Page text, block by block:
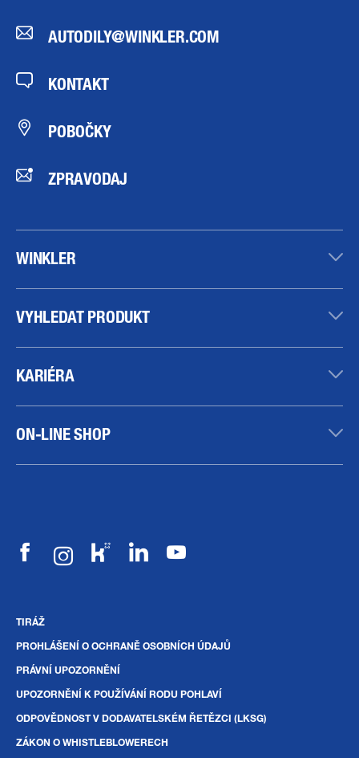
AUTODILY@WINKLER.COM
KONTAKT
POBOČKY
ZPRAVODAJ
WINKLER
VYHLEDAT PRODUKT
KARIÉRA
ON-LINE SHOP
TIRÁŽ
PROHLÁŠENÍ O OCHRANĚ OSOBNÍCH ÚDAJŮ
PRÁVNÍ UPOZORNĚNÍ
UPOZORNĚNÍ K POUŽÍVÁNÍ RODU POHLAVÍ
ODPOVĚDNOST V DODAVATELSKÉM ŘETĚZCI (LKSG)
ZÁKON O WHISTLEBLOWERECH